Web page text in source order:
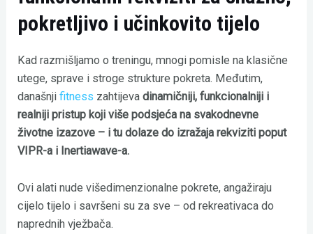
pokretljivo i učinkovito tijelo
Kad razmišljamo o treningu, mnogi pomisle na klasične
utege, sprave i stroge strukture pokreta. Međutim,
današnjifitness zahtijevadinamičniji, funkcionalniji i
realniji pristup koji više podsjeća na svakodnevne
životne izazove – i tu dolaze do izražaja rekviziti poput
VIPR-a i Inertiawave-a.
Ovi alati nude višedimenzionalne pokrete, angažiraju
cijelo tijelo i savršeni su za sve – od rekreativaca do
naprednih vježbača.